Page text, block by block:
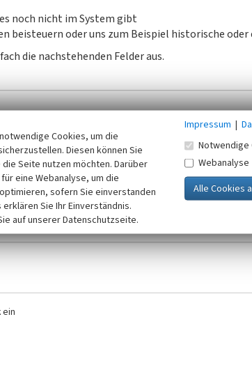
noch nicht im System gibt
oder uns zum Beispiel historische oder
die nachstehenden Felder aus.
Angaben werden ausschließlich im Rahmen der KuLaDig-
des Datenschutzgesetzes NRW und der seit
bitte unsere Hinweise zumDatenschutz
ein
Cookies, um die
Diesen können Sie
Seite nutzen möchten. Darüber
eine Webanalyse, um die
sofern Sie einverstanden
Sie Ihr Einverständnis.
auf unserer Datenschutzseite.
Impressum |
Notwendige
Webanalyse